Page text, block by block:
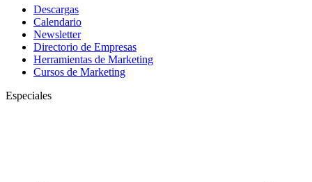
Descargas
Calendario
Newsletter
Directorio de Empresas
Herramientas de Marketing
Cursos de Marketing
Especiales